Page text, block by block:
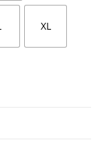
XL